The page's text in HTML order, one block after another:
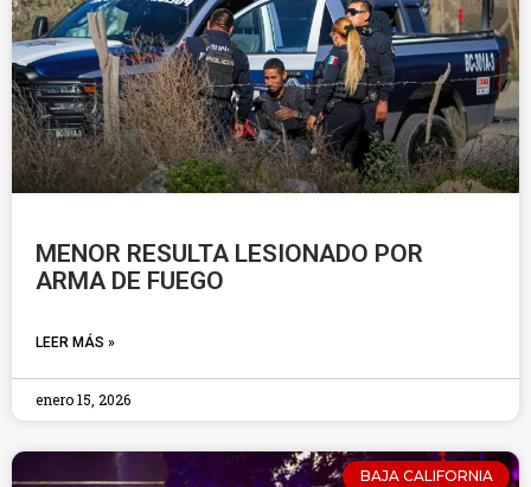
MENOR RESULTA LESIONADO POR
ARMA DE FUEGO
LEER MÁS »
enero 15, 2026
BAJA CALIFORNIA